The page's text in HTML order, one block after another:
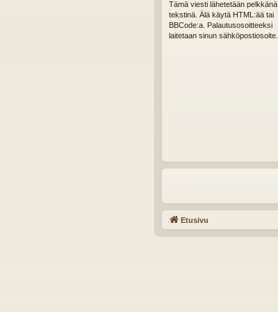
Tämä viesti lähetetään pelkkänä
tekstinä. Älä käytä HTML:ää tai
BBCode:a. Palautusosoitteeksi
laitetaan sinun sähköpostiosoite.
Etusivu